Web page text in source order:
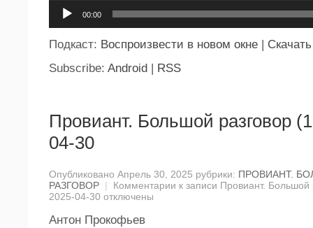
00:00
Подкаст: Воспроизвести в новом окне | Скачать
Subscribe: Android | RSS
Провиант. Большой разговор
04-30
Опубликовано Апрель 30, 2025 рубрики: ПРОВИАНТ.
РАЗГОВОР | Комментарии к записи Провиант. Большой
2025-04-30 отключены
Антон Прокофьев